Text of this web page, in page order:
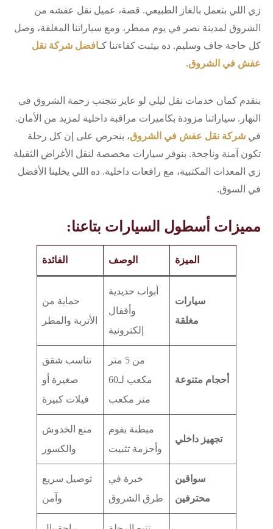
زي اللي بتعمل بالغاز الطبيعي. قصة، عميل نقل عفشه من
الشروق لمدينة نصر في يوم ممطر، ومع سياراتنا المغلقة، وصل
كل حاجة جاف وسليم. ده بيثبت كفاءتنا كـافضل شركة نقل
عفش في الشروق.
بنقدم كمان خدمات نقل ليلي لو عايز تتجنب زحمة الشروق في
النهار. سياراتنا مزودة بكاميرات مراقبة داخلية لمزيد من الأمان.
في شركة نقل عفش في الشروق، بنحرص على إن كل رحلة
تكون آمنة وناجحة. بنوفر سيارات مخصصة لنقل الأغراض الثقيلة
زي المعدات المكتبية، مع رافعات داخلية. ده اللي يخلينا الأفضل
في السوق.
مميزات أسطول السيارات بتاعنا:
الميزة الوصف الفائدة
سيارات
مغلقة
أبواب حديدية
وأقفال
إلكترونية
حماية من
الأتربة والمطر
أحجام متنوعة
من 5 متر
مكعب لـ60
متر مكعب
تناسب شقق
صغيرة أو
فيلات كبيرة
تجهيز داخلي
مبطنة بفوم
وأحزمة تثبيت
منع الخدوش
والكسور
سواقين
محترفين
خبرة في
طرق الشروق
توصيل سريع
وآمن